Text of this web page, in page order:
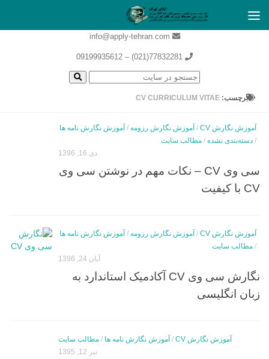
برچسب:CV CURRICULUM VITAE
آموزش نگارش CV / آموزش نگارش رزومه / آموزش نگارش نامه ها
/ دسته‌بندی نشده / مطالب سایت
دی 16, 1396
سی وی CV – نکات مهم در نوشتن سی وی
CV با کیفیت
آموزش نگارش CV / آموزش نگارش رزومه / آموزش نگارش نامه ها
/ مطالب سایت
آبان 24, 1396
نگارش سی وی CV آکادمیک استاندارد به
زبان انگلیسی
آموزش نگارش CV / آموزش نگارش نامه ها / مطالب سایت
تیر 12, 1395